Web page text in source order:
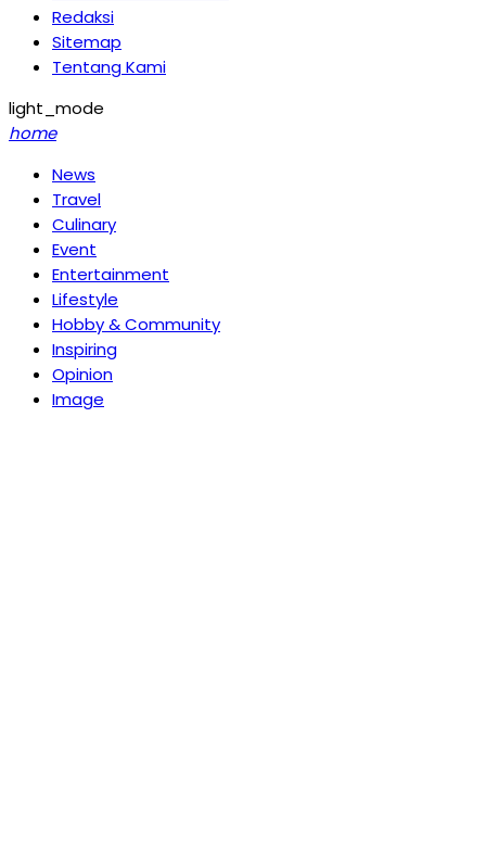
Redaksi
Sitemap
Tentang Kami
light_mode
home
News
Travel
Culinary
Event
Entertainment
Lifestyle
Hobby & Community
Inspiring
Opinion
Image